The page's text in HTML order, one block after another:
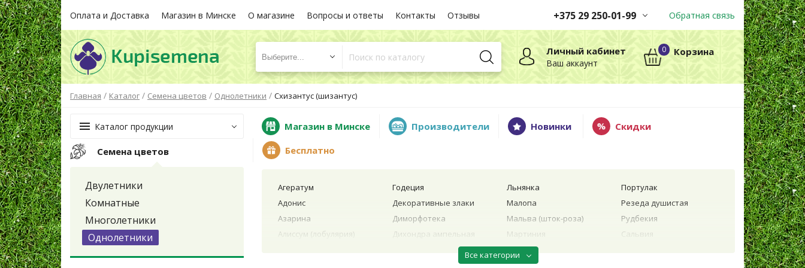
Оплата и Доставка Магазин в Минске О магазине Вопросы и ответы Контакты Отзывы +375 29 250-01-99
автоматически через корзину
круглосуточно без выходных
Обратная связь
Выберите... Личный кабинет
Ваш аккаунт
0 Корзина
Главная / Каталог / Семена цветов / Однолетники / Схизантус (шизантус)
Каталог продукции
Семена цветов
Двулетники
Комнатные
Многолетники
Однолетники
Магазин в Минске Производители Новинки
Скидки
Бесплатно
Агератум
Адонис
Азарина
Алиссум (лобулярия)
Годеция
Декоративные злаки
Диморфотека
Дихондра ампельная
Душистый горошек
Льнянка
Малопа
Мальва (шток-роза)
Мартиния
Маттиола
Мезембриантемум
Портулак
Резеда душистая
Рудбекия
Сальвия
Все категории